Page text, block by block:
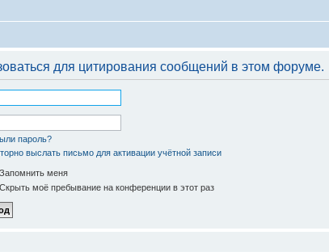
для цитирования сообщений в этом форуме.
пароль?
выслать письмо для активации учётной записи
Запомнить меня
Скрыть моё пребывание на конференции в этот раз